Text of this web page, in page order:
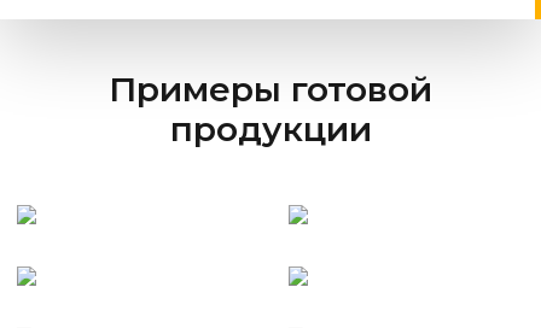
Примеры готовой
продукции